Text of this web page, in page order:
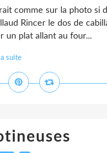
comme sur la photo si
Rincer le dos de
un plat allant au four...
suite